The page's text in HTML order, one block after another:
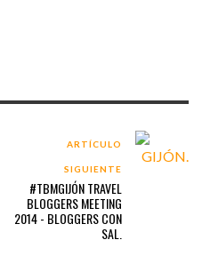
ARTÍCULO
SIGUIENTE
#TBMGIJÓN TRAVEL
BLOGGERS MEETING
2014 - BLOGGERS CON
SAL.